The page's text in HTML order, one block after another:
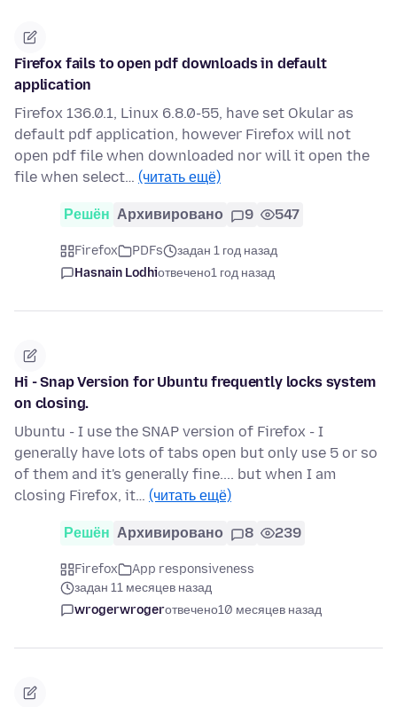
Firefox fails to open pdf downloads in default
application
Firefox 136.0.1, Linux 6.8.0-55, have set Okular as
default pdf application, however Firefox will not
open pdf file when downloaded nor will it open the
file when select… (читать ещё)
Решён Архивировано 9 547
Firefox PDFs
задан 1 год назад
Hasnain Lodhiотвечено1 год назад
Hi - Snap Version for Ubuntu frequently locks system
on closing.
Ubuntu - I use the SNAP version of Firefox - I
generally have lots of tabs open but only use 5 or so
of them and it's generally fine.... but when I am
closing Firefox, it… (читать ещё)
Решён Архивировано 8 239
Firefox
App responsiveness
задан 11 месяцев назад
wrogerwrogerотвечено10 месяцев назад